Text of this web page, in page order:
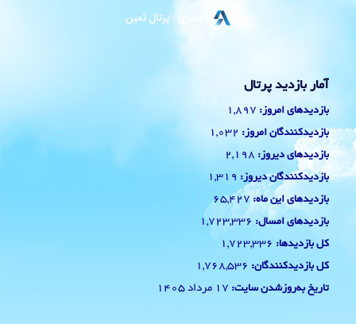
آمار بازدید پرتال
بازدیدهای امروز: 1,897
بازدیدکنندگان امروز: 1,032
بازدیدهای دیروز: 2,198
بازدیدکنندگان دیروز: 1,319
بازدیدهای این ماه: 65,427
بازدیدهای امسال: 1,723,336
کل بازدیدها: 1,723,336
کل بازدیدکنند‌گان: 1,768,536
تاریخ به‌روزشدن سایت: 17 مرداد 1405